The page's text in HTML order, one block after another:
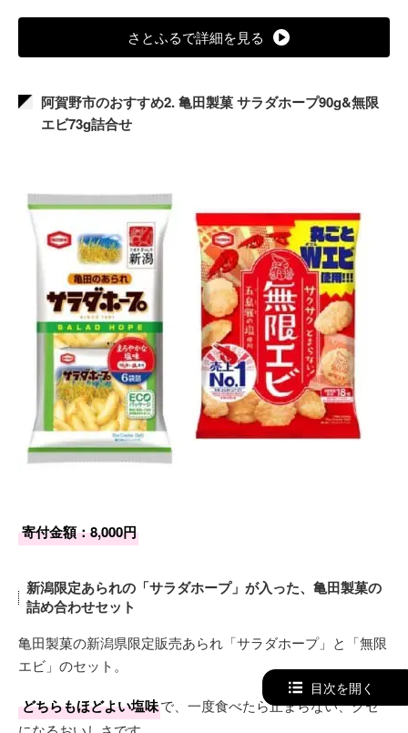
さとふるで詳細を見る
阿賀野市のおすすめ2. 亀田製菓 サラダホープ90g&無限
エビ73g詰合せ
寄付金額：8,000円
新潟限定あられの「サラダホープ」が入った、亀田製菓の
詰め合わせセット
亀田製菓の新潟県限定販売あられ「サラダホープ」と「無限
エビ」のセット。
どちらもほどよい塩味で、一度食べたら止まらない、クセ
目次を開く